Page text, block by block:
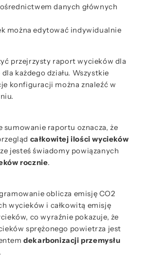
danych głównych
można edytować indywidualnie
przejrzysty raport wycieków dla
każdego działu. Wszystkie
konfiguracji można znaleźć w
sumowanie raportu oznacza, że
całkowitej ilości wycieków
jesteś świadomy powiązanych
rocznie.
oblicza emisję CO2
wycieków i całkowitą emisję
co wyraźnie pokazuje, że
sprężonego powietrza jest
dekarbonizacji przemysłu
.